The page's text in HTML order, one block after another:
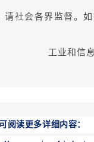
请社会各界监督。
工业和信
阅读更多详细内容：